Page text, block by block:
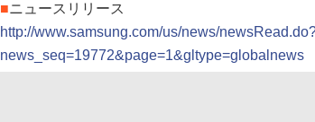
■ニュースリリース
http://www.samsung.com/us/news/
news_seq=19772&page=1&gltype=globalnews